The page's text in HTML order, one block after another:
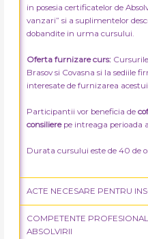
in posesia certificatelor de
vanzari” si a suplimentelor
dobandite in urma cursului.
Oferta furnizare curs:
Brasov si Covasna si la sediile
interesate de furnizarea
Participantii vor beneficia de
consilierepe intreaga perioada
Durata cursului este de 40 de
ACTE NECESARE PENTRU
COMPETENTE
ABSOLVIRII